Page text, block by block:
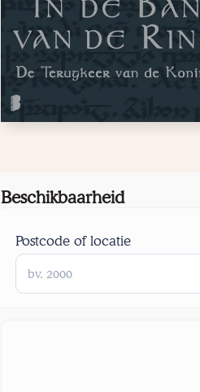
Beschikbaarheid
Postcode of locatie